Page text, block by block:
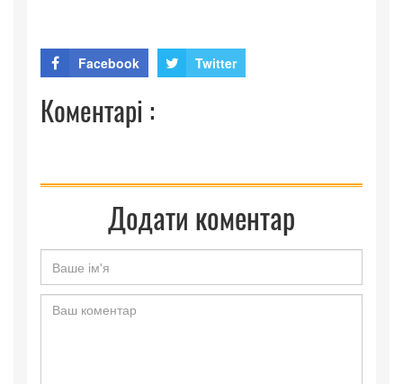
Facebook Twitter
Коментарі :
Додати коментар